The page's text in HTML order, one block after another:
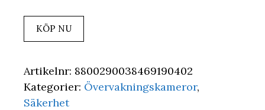
KÖP NU
Artikelnr: 8800290038469190402
Kategorier: Övervakningskameror,
Säkerhet